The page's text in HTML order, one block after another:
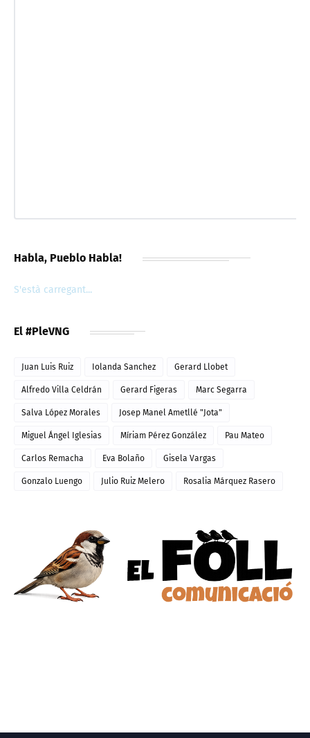
Habla, Pueblo Habla!
S'està carregant...
El #PleVNG
Juan Luis Ruiz Iolanda Sanchez Gerard Llobet
Alfredo Villa Celdrán Gerard Figeras Marc Segarra
Salva López Morales Josep Manel Ametllé "Jota"
Miguel Ángel Iglesias Míriam Pérez González Pau Mateo
Carlos Remacha Eva Bolaño Gisela Vargas
Gonzalo Luengo Julio Ruiz Melero Rosalia Márquez Rasero